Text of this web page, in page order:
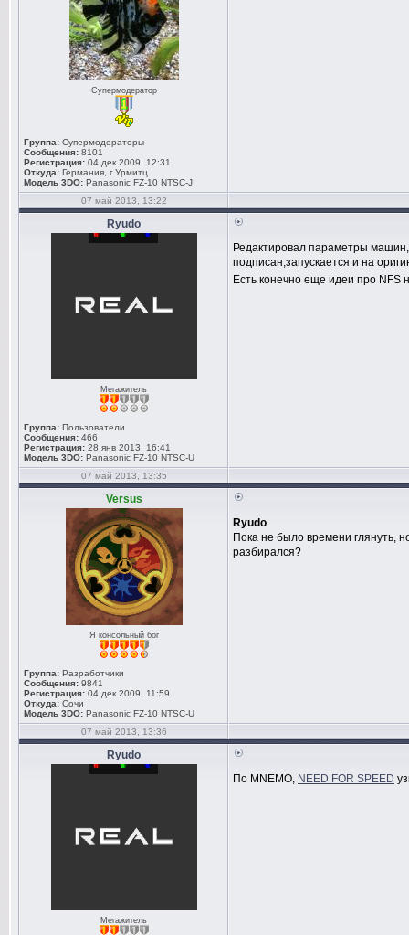
Супермодератор
Группа: Супермодераторы
Сообщения: 8101
Регистрация: 04 дек 2009, 12:31
Откуда: Германия, г.Урмитц
Модель 3DO: Panasonic FZ-10 NTSC-J
07 май 2013, 13:22
Ryudo
Мегажитель
Группа: Пользователи
Сообщения: 466
Регистрация: 28 янв 2013, 16:41
Модель 3DO: Panasonic FZ-10 NTSC-U
Редактировал параметры
подписан,запускается и на
Есть конечно еще идеи про NFS
07 май 2013, 13:35
Versus
Я консольный бог
Группа: Разработчики
Сообщения: 9841
Регистрация: 04 дек 2009, 11:59
Откуда: Сочи
Модель 3DO: Panasonic FZ-10 NTSC-U
Ryudo
Пока не было времени глянуть,
разбирался?
07 май 2013, 13:36
Ryudo
Мегажитель
По MNEMO, NEED FOR SPEED